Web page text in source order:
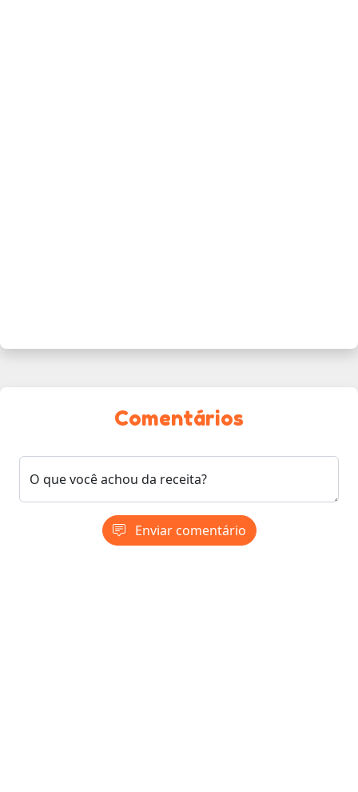
Comentários
O que você achou da receita?
Enviar comentário